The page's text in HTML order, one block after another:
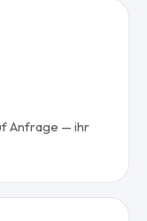
Anfrage — ihr